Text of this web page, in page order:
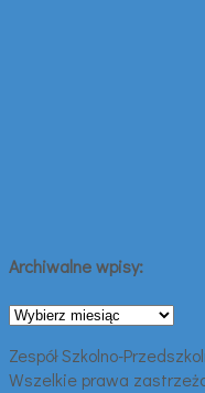
Archiwalne wpisy:
Archiwalne
Zespół Szkolno-
Wszelkie prawa